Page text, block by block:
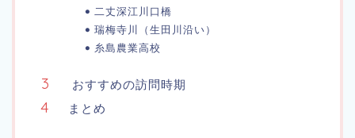
二丈深江川口橋
瑞梅寺川（生田川沿い）
糸島農業高校
おすすめの訪問時期
まとめ